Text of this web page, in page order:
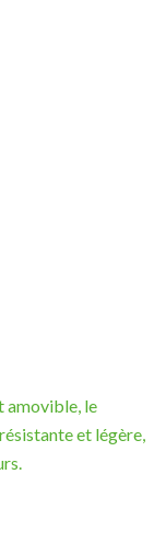
amovible, le
et légère,